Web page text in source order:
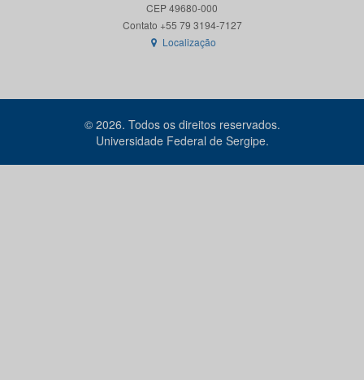
CEP 49680-000
Contato +55 79 3194-7127
Localização
© 2026. Todos os direitos reservados.
Universidade Federal de Sergipe.